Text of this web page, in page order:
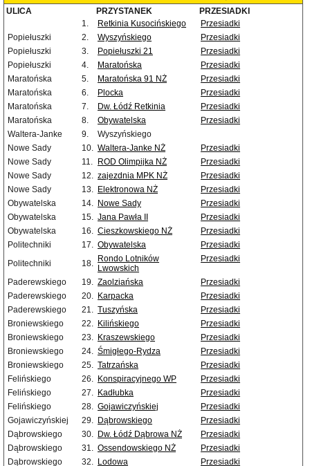
ULICA PRZYSTANEK
PRZESIADKI
1.
Retkinia Kusocińskiego
Przesiadki
Popiełuszki
2. Wyszyńskiego
Przesiadki
Popiełuszki
3. Popiełuszki 21
Przesiadki
Popiełuszki
4. Maratońska
Przesiadki
Maratońska
5. Maratońska 91 NŻ
Przesiadki
Maratońska
6. Plocka
Przesiadki
Maratońska
7. Dw. Łódź Retkinia
Przesiadki
Maratońska
8. Obywatelska
Przesiadki
Waltera-Janke
9.
Wyszyńskiego
Nowe Sady
10. Waltera-Janke NŻ
Przesiadki
Nowe Sady
11. ROD Olimpijka NŻ
Przesiadki
Nowe Sady
12. zajezdnia MPK NŻ
Przesiadki
Nowe Sady
13. Elektronowa NŻ
Przesiadki
Obywatelska
14. Nowe Sady
Przesiadki
Obywatelska
15. Jana Pawła II
Przesiadki
Obywatelska
16. Cieszkowskiego NŻ
Przesiadki
Politechniki
17. Obywatelska
Przesiadki
Politechniki
18. Rondo Lotników
Lwowskich
Przesiadki
Paderewskiego 19. Zaolziańska
Przesiadki
Paderewskiego
20. Karpacka
Przesiadki
Paderewskiego
21. Tuszyńska
Przesiadki
Broniewskiego
22. Kilińskiego
Przesiadki
Broniewskiego
23. Kraszewskiego
Przesiadki
Broniewskiego
24. Śmigłego-Rydza
Przesiadki
Broniewskiego
25. Tatrzańska
Przesiadki
Felińskiego
26. Konspiracyjnego WP
Przesiadki
Felińskiego
27. Kadłubka
Przesiadki
Felińskiego
28. Gojawiczyńskiej
Przesiadki
Gojawiczyńskiej
29. Dąbrowskiego
Przesiadki
Dąbrowskiego
30. Dw. Łódź Dąbrowa NŻ
Przesiadki
Dąbrowskiego
31. Ossendowskiego NŻ
Przesiadki
Dąbrowskiego
32. Lodowa Przesiadki